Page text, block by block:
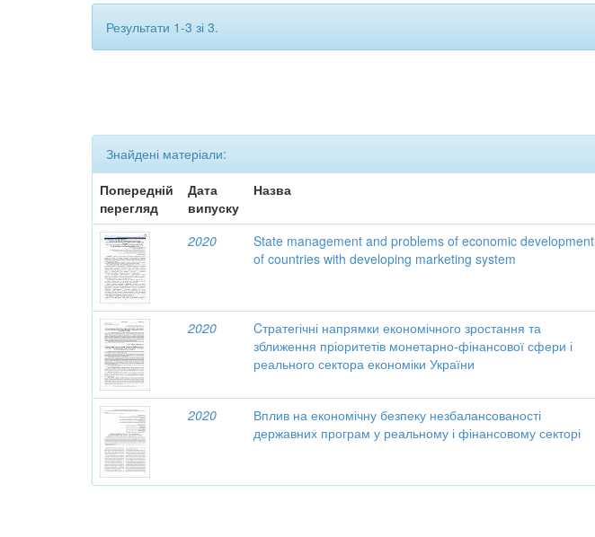
Результати 1-3 зі 3.
Знайдені матеріали:
Попередній
перегляд
Дата
випуску
Назва
2020
State management and problems of economic development
of countries with developing marketing system
2020
Cтратегічні напрямки економічного зростання та
зближення пріоритетів монетарно-фінансової сфери і
реального сектора економіки України
2020
Вплив на економічну безпеку незбалансованості
державних програм у реальному і фінансовому секторі